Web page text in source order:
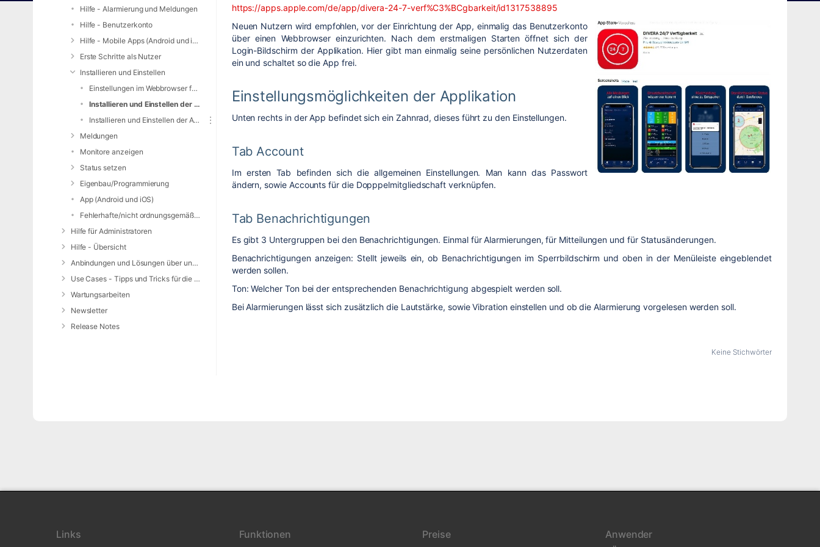
Hilfe - Alarmierung und Meldungen
Hilfe - Benutzerkonto
Hilfe - Mobile Apps (Android und iOS)
Erste Schritte als Nutzer
Installieren und Einstellen
Einstellungen im Webbrowser für Nutzer
Installieren und Einstellen der iOS Applikation
Installieren und Einstellen der Android Applikation
Meldungen
Monitore anzeigen
Status setzen
Eigenbau/Programmierung
App (Android und iOS)
Fehlerhafte/nicht ordnungsgemäße Alarmierung
Hilfe für Administratoren
Hilfe - Übersicht
Anbindungen und Lösungen über unsere Web-Schnittstelle (REST-API)
Use Cases - Tipps und Tricks für die Anwendung von DIVERA 24/7
Wartungsarbeiten
Newsletter
Release Notes
https://apps.apple.com/de/app/divera-24-7-verf%C3%BCgbarkeit/id1317538895
Neuen Nutzern wird empfohlen, vor der Einrichtung der App, einmalig das Benutzerkonto
über einen Webbrowser einzurichten. Nach dem erstmaligen Starten öffnet sich der
Login-Bildschirm der Applikation. Hier gibt man einmalig seine persönlichen Nutzerdaten
ein und schaltet so die App frei.
Einstellungsmöglichkeiten der Applikation
Unten rechts in der App befindet sich ein Zahnrad, dieses führt zu den Einstellungen.
Tab Account
Im ersten Tab befinden sich die allgemeinen Einstellungen. Man kann das Passwort
ändern, sowie Accounts für die Dopppelmitgliedschaft verknüpfen.
Tab Benachrichtigungen
Es gibt 3 Untergruppen bei den Benachrichtigungen. Einmal für Alarmierungen, für Mitteilungen und für Statusänderungen.
Benachrichtigungen anzeigen: Stellt jeweils ein, ob Benachrichtigungen im Sperrbildschirm und oben in der Menüleiste eingeblendet
werden sollen.
Ton: Welcher Ton bei der entsprechenden Benachrichtigung abgespielt werden soll.
Bei Alarmierungen lässt sich zusätzlich die Lautstärke, sowie Vibration einstellen und ob die Alarmierung vorgelesen werden soll.
Keine Stichwörter
Links Funktionen Preise Anwender